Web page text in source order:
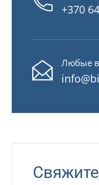
+370
Любые